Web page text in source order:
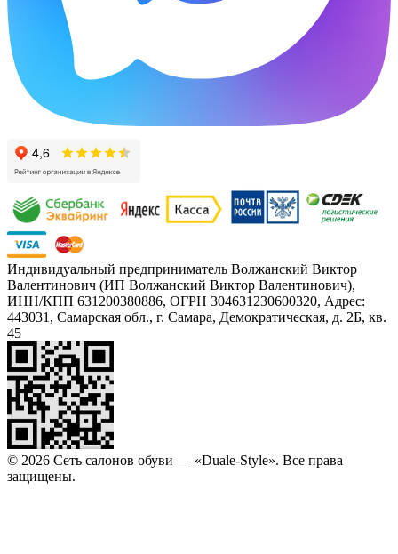
Индивидуальный предприниматель Волжанский Виктор
Валентинович (ИП Волжанский Виктор Валентинович),
ИНН/КПП 631200380886, ОГРН 304631230600320, Адрес:
443031, Самарская обл., г. Самара, Демократическая, д. 2Б, кв.
45
© 2026 Сеть салонов обуви — «Duale-Style». Все права
защищены.